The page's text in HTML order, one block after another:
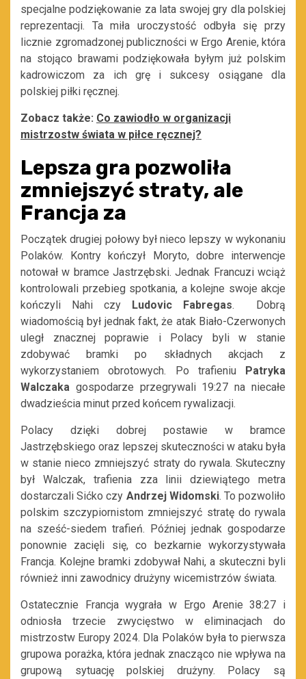
specjalne podziękowanie za lata swojej gry dla polskiej
reprezentacji. Ta miła uroczystość odbyła się przy
licznie zgromadzonej publiczności w Ergo Arenie, która
na stojąco brawami podziękowała byłym już polskim
kadrowiczom za ich grę i sukcesy osiągane dla
polskiej piłki ręcznej.
Zobacz także: Co zawiodło w organizacji
mistrzostw świata w piłce ręcznej?
Lepsza gra pozwoliła
zmniejszyć straty, ale
Francja za
Początek drugiej połowy był nieco lepszy w wykonaniu
Polaków. Kontry kończył Moryto, dobre interwencje
notował w bramce Jastrzębski. Jednak Francuzi wciąż
kontrolowali przebieg spotkania, a kolejne swoje akcje
kończyli Nahi czy Ludovic Fabregas. Dobrą
wiadomością był jednak fakt, że atak Biało-Czerwonych
uległ znacznej poprawie i Polacy byli w stanie
zdobywać bramki po składnych akcjach z
wykorzystaniem obrotowych. Po trafieniu Patryka
Walczaka gospodarze przegrywali 19:27 na niecałe
dwadzieścia minut przed końcem rywalizacji.
Polacy dzięki dobrej postawie w bramce
Jastrzębskiego oraz lepszej skuteczności w ataku była
w stanie nieco zmniejszyć straty do rywala. Skuteczny
był Walczak, trafienia zza linii dziewiątego metra
dostarczali Sićko czy Andrzej Widomski. To pozwoliło
polskim szczypiornistom zmniejszyć stratę do rywala
na sześć-siedem trafień. Później jednak gospodarze
ponownie zacięli się, co bezkarnie wykorzystywała
Francja. Kolejne bramki zdobywał Nahi, a skuteczni byli
również inni zawodnicy drużyny wicemistrzów świata.
Ostatecznie Francja wygrała w Ergo Arenie 38:27 i
odniosła trzecie zwycięstwo w eliminacjach do
mistrzostw Europy 2024. Dla Polaków była to pierwsza
grupowa porażka, która jednak znacząco nie wpływa na
grupową sytuację polskiej drużyny. Polacy są